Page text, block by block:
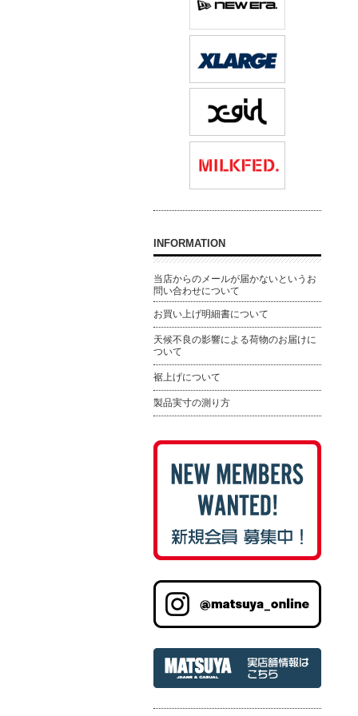
INFORMATION
当店からのメールが届かないというお
問い合わせについて
お買い上げ明細書について
天候不良の影響による荷物のお届けに
ついて
裾上げについて
製品実寸の測り方